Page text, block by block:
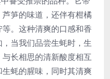
笋的味道，还伴有柑橘
。这种清爽的口感和香
当我们品尝生蚝时，生
长相思的清新酸度相互
蚝的腥味，同时其清爽